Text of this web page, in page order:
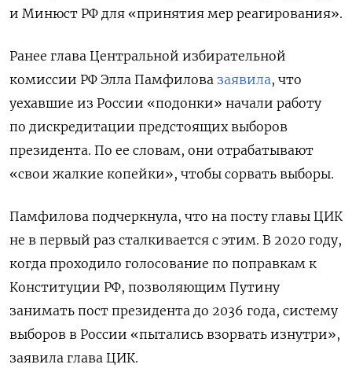
и Минюст РФ для «принятия мер реагирования».
Ранее глава Центральной избирательной
комиссии РФ Элла Памфилова заявила, что
уехавшие из России «подонки» начали работу
по дискредитации предстоящих выборов
президента. По ее словам, они отрабатывают
«свои жалкие копейки», чтобы сорвать выборы.
Памфилова подчеркнула, что на посту главы ЦИК
не в первый раз сталкивается с этим. В 2020 году,
когда проходило голосование по поправкам к
Конституции РФ, позволяющим Путину
занимать пост президента до 2036 года, систему
выборов в России «пытались взорвать изнутри»,
заявила глава ЦИК.